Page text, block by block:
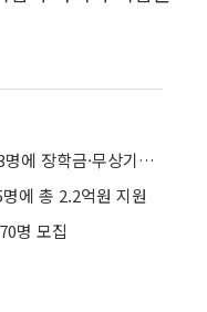
종근당고촌재단, 국내·외 장학생 403명에 장학금·무상기숙사 지원
에 총 2.2억원 지원
명 모집